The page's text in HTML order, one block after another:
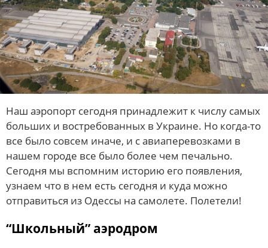
Наш аэропорт сегодня принадлежит к числу самых
больших и востребованных в Украине. Но когда-то
все было совсем иначе, и с авиаперевозками в
нашем городе все было более чем печально.
Сегодня мы вспомним историю его появления,
узнаем что в нем есть сегодня и куда можно
отправиться из Одессы на самолете. Полетели!
“Школьный” аэродром